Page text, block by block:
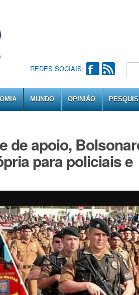
REDES SOCIAIS:
MUNDO OPINIÃO
de apoio,
para policiais e